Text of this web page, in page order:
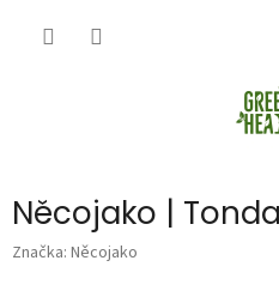
Něcojako |
Značka: Něcojako